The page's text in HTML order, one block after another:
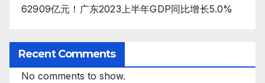
62909亿元！广东2023上半年GDP同比增长5.0%
Recent Comments
No comments to show.